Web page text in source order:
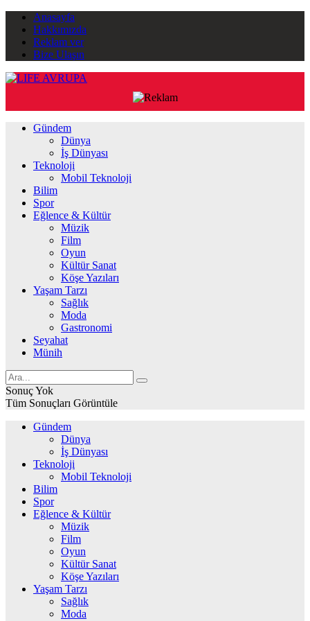
Anasayfa
Hakkımızda
Reklam ver
Bize Ulaşın
Gündem
Dünya
İş Dünyası
Teknoloji
Mobil Teknoloji
Bilim
Spor
Eğlence & Kültür
Müzik
Film
Oyun
Kültür Sanat
Köşe Yazıları
Yaşam Tarzı
Sağlık
Moda
Gastronomi
Seyahat
Münih
Sonuç Yok
Tüm Sonuçları Görüntüle
Gündem
Dünya
İş Dünyası
Teknoloji
Mobil Teknoloji
Bilim
Spor
Eğlence & Kültür
Müzik
Film
Oyun
Kültür Sanat
Köşe Yazıları
Yaşam Tarzı
Sağlık
Moda